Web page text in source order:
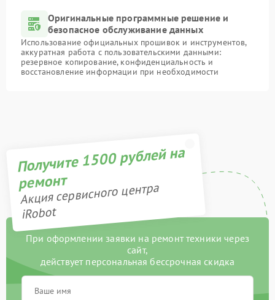
Оригинальные программные решение и
безопасное обслуживание данных
Использование официальных прошивок и инструментов,
аккуратная работа с пользовательскими данными:
резервное копирование, конфиденциальность и
восстановление информации при необходимости
Получите 1500 рублей на
ремонт
Акция сервисного центра
iRobot
При оформлении заявки на ремонт техники через
сайт,
действует персональная бессрочная скидка